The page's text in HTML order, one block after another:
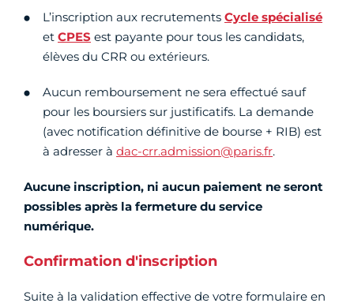
L’inscription aux recrutements Cycle spécialisé
et CPES est payante pour tous les candidats,
élèves du CRR ou extérieurs.
Aucun remboursement ne sera effectué sauf
pour les boursiers sur justificatifs. La demande
(avec notification définitive de bourse + RIB) est
à adresser à dac-crr.admission@paris.fr.
Aucune inscription, ni aucun paiement ne seront
possibles après la fermeture du service
numérique.
Confirmation d'inscription
Suite à la validation effective de votre formulaire en